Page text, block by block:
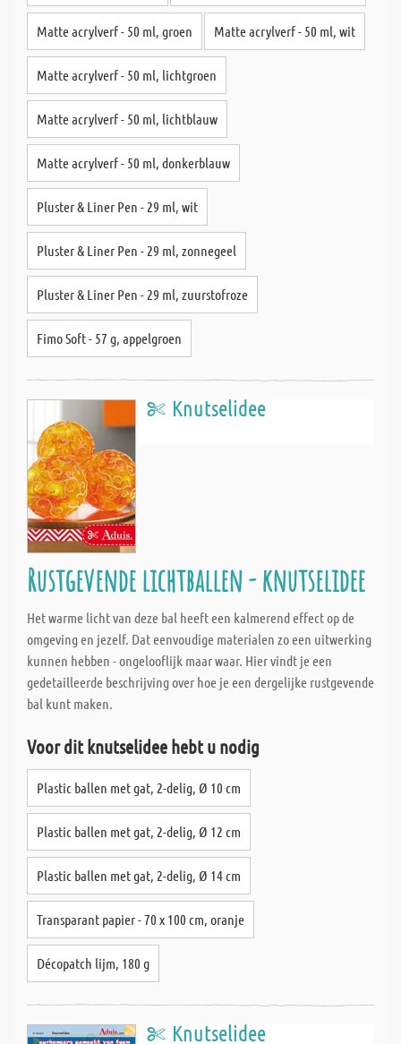
Matte acrylverf - 50 ml, groen Matte acrylverf - 50 ml, wit
Matte acrylverf - 50 ml, lichtgroen
Matte acrylverf - 50 ml, lichtblauw
Matte acrylverf - 50 ml, donkerblauw
Pluster & Liner Pen - 29 ml, wit
Pluster & Liner Pen - 29 ml, zonnegeel
Pluster & Liner Pen - 29 ml, zuurstofroze
Fimo Soft - 57 g, appelgroen
Knutselidee
Rustgevende lichtballen - knutselidee
Het warme licht van deze bal heeft een kalmerend effect op de
omgeving en jezelf. Dat eenvoudige materialen zo een uitwerking
kunnen hebben - ongelooflijk maar waar. Hier vindt je een
gedetailleerde beschrijving over hoe je een dergelijke rustgevende
bal kunt maken.
Voor dit knutselidee hebt u nodig
Plastic ballen met gat, 2-delig, Ø 10 cm
Plastic ballen met gat, 2-delig, Ø 12 cm
Plastic ballen met gat, 2-delig, Ø 14 cm
Transparant papier - 70 x 100 cm, oranje
Décopatch lijm, 180 g
Knutselidee